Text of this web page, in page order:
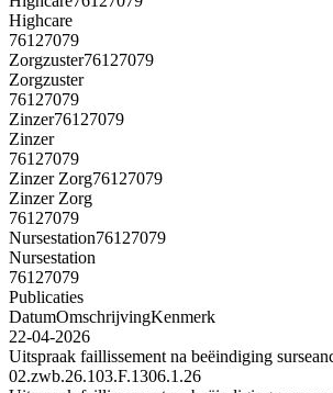
Highcare
76127079
Zorgzuster76127079
Zorgzuster
76127079
Zinzer76127079
Zinzer
76127079
Zinzer Zorg76127079
Zinzer Zorg
76127079
Nursestation76127079
Nursestation
76127079
Publicaties
DatumOmschrijvingKenmerk
22-04-2026
Uitspraak faillissement na beëindiging
02.zwb.26.103.F.1306.1.26